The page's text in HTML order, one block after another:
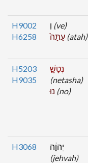
H9002
H6258
(ve)
(atah)
H5203
H9035
נְטָשָׁ֣
(netasha)
(no)
H3068
יְהוָ֔ה
(jehvah)